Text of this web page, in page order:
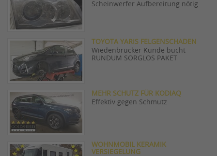
Scheinwerfer Aufbereitung nötig
TOYOTA YARIS FELGENSCHADEN
Wiedenbrücker Kunde bucht
RUNDUM SORGLOS PAKET
MEHR SCHUTZ FÜR KODIAQ
Effektiv gegen Schmutz
WOHNMOBIL KERAMIK
VERSIEGELUNG